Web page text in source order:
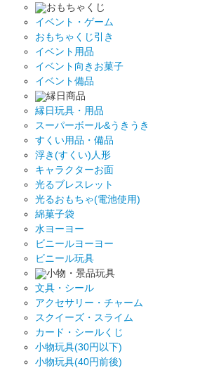
おもちゃくじ
イベント・ゲーム
おもちゃくじ引き
イベント用品
イベント向きお菓子
イベント備品
縁日商品
縁日玩具・用品
スーパーボール&うきうき
すくい用品・備品
浮き(すくい)人形
キャラクターお面
光るブレスレット
光るおもちゃ(電池使用)
綿菓子袋
水ヨーヨー
ビニールヨーヨー
ビニール玩具
小物・景品玩具
文具・シール
アクセサリー・チャーム
スクイーズ・スライム
カード・シールくじ
小物玩具(30円以下)
小物玩具(40円前後)